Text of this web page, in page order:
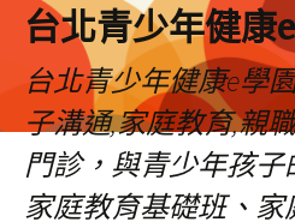
台北青少年健康
台北青少年健康e學
子溝通,家庭教育,親
門診，與青少年孩
家庭教育基礎班、